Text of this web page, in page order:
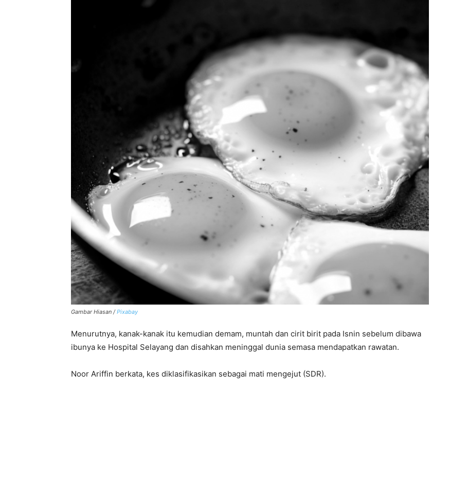
Gambar Hiasan /Pixabay
Menurutnya, kanak-kanak itu kemudian demam, muntah dan cirit birit pada Isnin sebelum dibawa
ibunya ke Hospital Selayang dan disahkan meninggal dunia semasa mendapatkan rawatan.
Noor Ariffin berkata, kes diklasifikasikan sebagai mati mengejut (SDR).